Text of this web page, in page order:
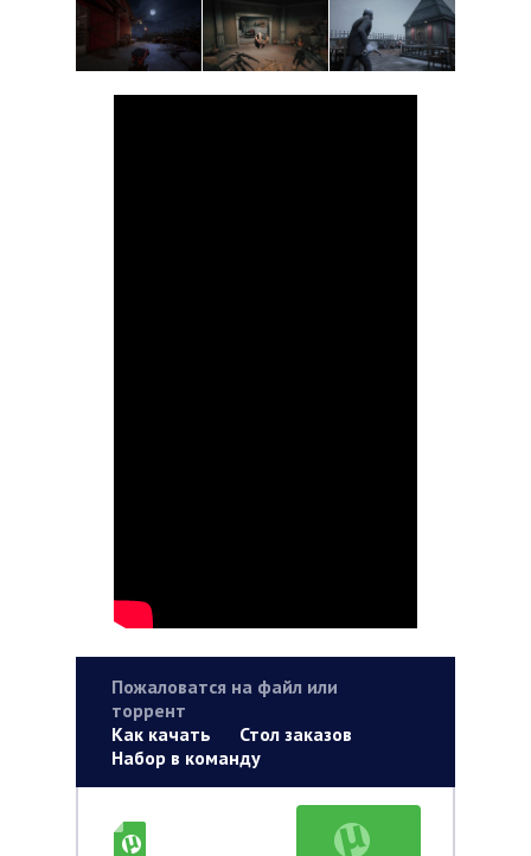
Пожаловатся на файл или
торрент
Как качать
Стол заказов
Набор в команду